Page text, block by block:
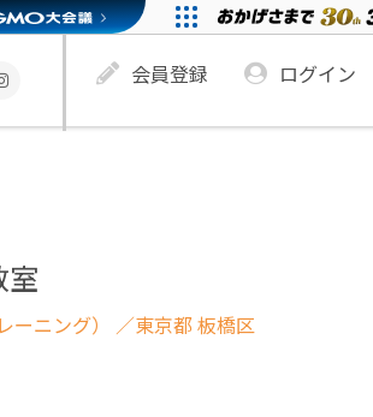
会員登録 ログイン
室
ニング） ／東京都 板橋区